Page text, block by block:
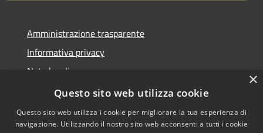
Amministrazione trasparente
Informativa privacy
Note legali
Dichiarazione di accessibilità
×
Questo sito web utilizza cookie
Questo sito web utilizza i cookie per migliorare la tua esperienza di
navigazione. Utilizzando il nostro sito web acconsenti a tutti i cookie